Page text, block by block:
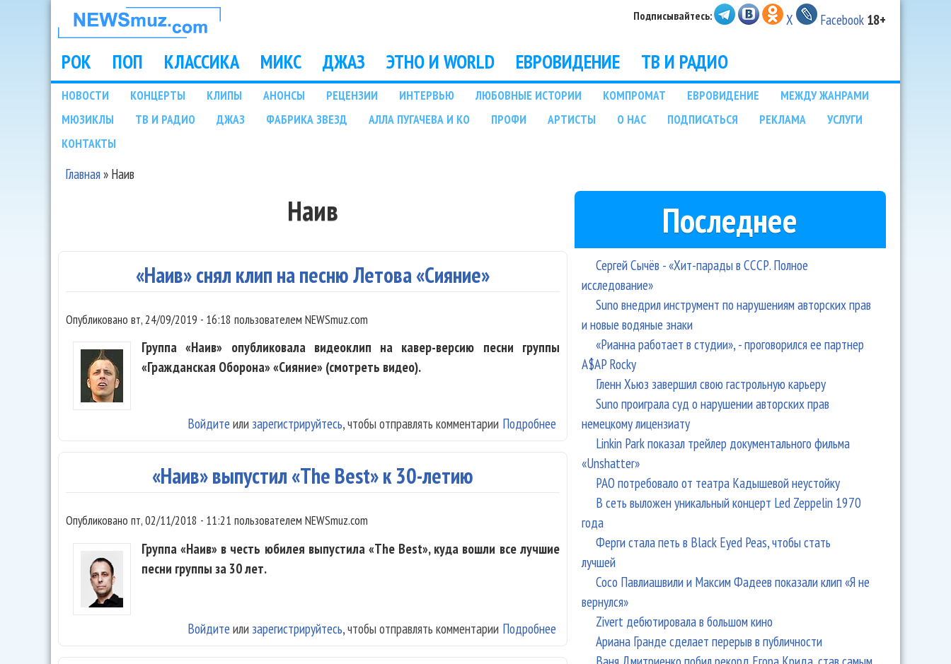
НОВОСТИ
МУЗЫКИ И
ШОУ БИЗНЕСА
NEWSMUZ.COM
Подписывайтесь: X Facebook 18+
Main menu
РОК ПОП КЛАССИКА МИКС ДЖАЗ ЭТНО И WORLD ЕВРОВИДЕНИЕ ТВ И РАДИО
Подразделы
НОВОСТИ КОНЦЕРТЫ КЛИПЫ АНОНСЫ РЕЦЕНЗИИ ИНТЕРВЬЮ ЛЮБОВНЫЕ ИСТОРИИ КОМПРОМАТ ЕВРОВИДЕНИЕ
МЕЖДУ ЖАНРАМИ
МЮЗИКЛЫ
ТВ И РАДИО ДЖАЗ ФАБРИКА ЗВЕЗД АЛЛА ПУГАЧЕВА И КО ПРОФИ АРТИСТЫ О НАС ПОДПИСАТЬСЯ РЕКЛАМА
УСЛУГИ
КОНТАКТЫ
Главная» Наив
Наив
«Наив» снял клип на песню Летова «Сияние»
Опубликовано вт, 24/09/2019 - 16:18 пользователем NEWSmuz.com
Группа «Наив» опубликовала видеоклип на кавер-версию песни группы
«Гражданская Оборона» «Сияние» (смотреть видео).
Подробнее о «Наив» снял клип на песню Летова «Сияние»
Войдите или зарегистрируйтесь, чтобы отправлять комментарии
«Наив» выпустил «The Best» к 30-летию
Опубликовано пт, 02/11/2018 - 11:21 пользователем NEWSmuz.com
Группа «Наив» в честь юбилея выпустила «The Best», куда вошли все лучшие
песни группы за 30 лет.
Подробнее о «Наив» выпустил «The Best» к 30-летию
Войдите или зарегистрируйтесь, чтобы отправлять комментарии
Последнее
Сергей Сычёв - «Хит-парады в СССР. Полное
исследование»
Suno внедрил инструмент по нарушениям авторских прав
и новые водяные знаки
«Рианна работает в студии», - проговорился ее партнер
A$AP Rocky
Гленн Хьюз завершил свою гастрольную карьеру
Suno проиграла суд о нарушении авторских прав
немецкому лицензиату
Linkin Park показал трейлер документального фильма
«Unshatter»
РАО потребовало от театра Кадышевой неустойку
В сеть выложен уникальный концерт Led Zeppelin 1970
года
Ферги стала петь в Black Eyed Peas, чтобы стать
лучшей
Сосо Павлиашвили и Максим Фадеев показали клип «Я не
вернулся»
Zivert дебютировала в большом кино
Ариана Гранде сделает перерыв в публичности